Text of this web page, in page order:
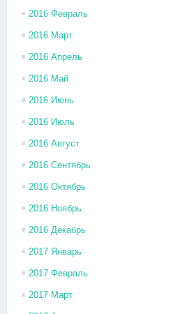
2016 Февраль
2016 Март
2016 Апрель
2016 Май
2016 Июнь
2016 Июль
2016 Август
2016 Сентябрь
2016 Октябрь
2016 Ноябрь
2016 Декабрь
2017 Январь
2017 Февраль
2017 Март